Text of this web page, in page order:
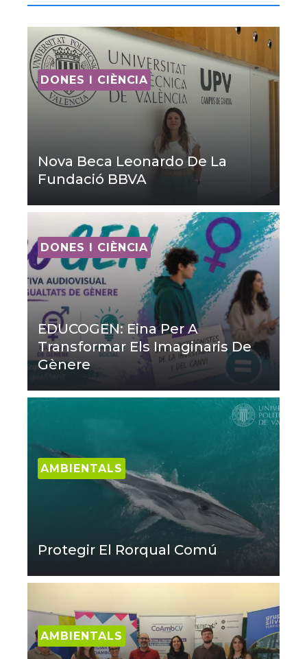
DONES I CIÈNCIA
Nova Beca Leonardo De La
Fundació BBVA
DONES I CIÈNCIA
EDUCOGEN: Eina Per A
Transformar Els Imaginaris De
Gènere
AMBIENTALS
Protegir El Rorqual Comú
AMBIENTALS